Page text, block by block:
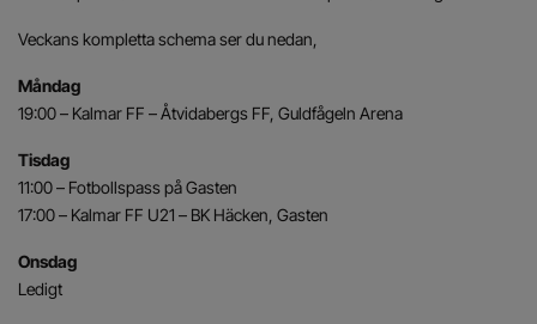
Veckans kompletta schema ser du nedan,
Måndag
19:00 – Kalmar FF – Åtvidabergs FF, Guldfågeln Arena
Tisdag
11:00 – Fotbollspass på Gasten
17:00 – Kalmar FF U21 – BK Häcken, Gasten
Onsdag
Ledigt